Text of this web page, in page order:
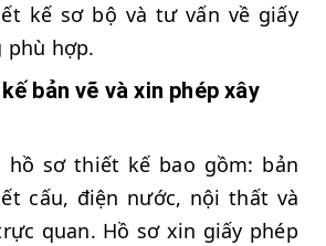
kế sơ bộ và tư vấn về giấy
phù hợp.
bản vẽ và xin phép xây
hồ sơ thiết kế bao gồm: bản
cấu, điện nước, nội thất và
quan. Hồ sơ xin giấy phép